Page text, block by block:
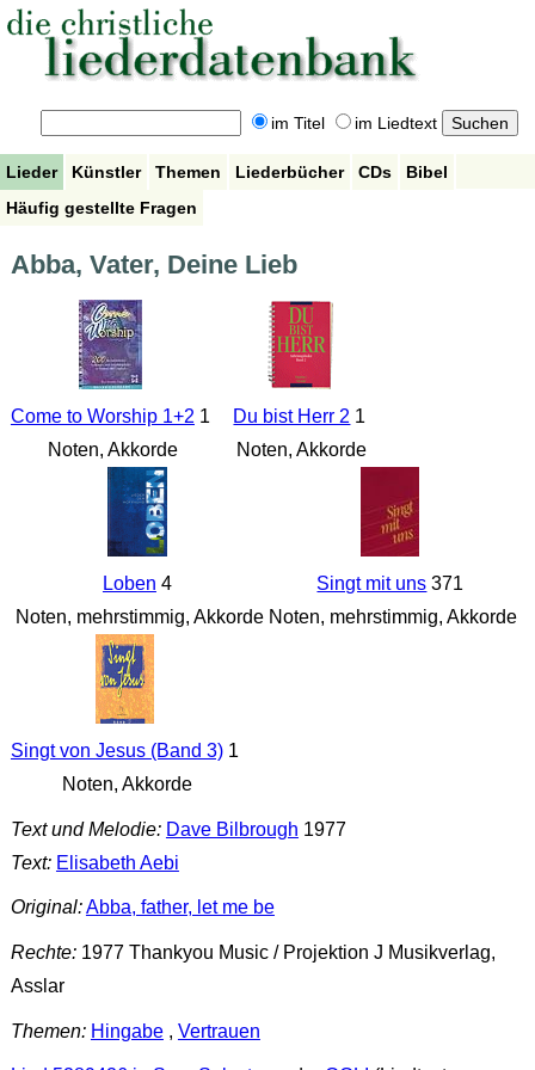
im Titel im Liedtext
Lieder Künstler Themen Liederbücher CDs
Bibel
Häufig gestellte Fragen
Abba, Vater, Deine Lieb
Come to Worship 1+2 1
Noten, Akkorde
Du bist Herr 2 1
Noten, Akkorde
Loben 4
Noten, mehrstimmig, Akkorde
Singt mit uns 371
Noten, mehrstimmig, Akkorde
Singt von Jesus (Band 3)1
Noten, Akkorde
Text und Melodie: Dave Bilbrough 1977
Text: Elisabeth Aebi
Original:Abba, father, let me be
Rechte:1977 Thankyou Music / Projektion J Musikverlag,
Asslar
Themen: Hingabe, Vertrauen